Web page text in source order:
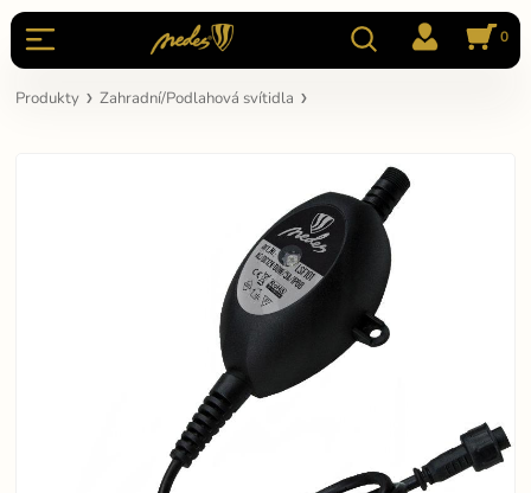
0
Produkty Zahradní/Podlahová svítidla